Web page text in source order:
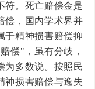
符。死亡赔偿金是
偿，国内学术界并
于精神损害赔偿抑
偿"，虽有分歧，
为多数说。按照民
神损害赔偿与逸失